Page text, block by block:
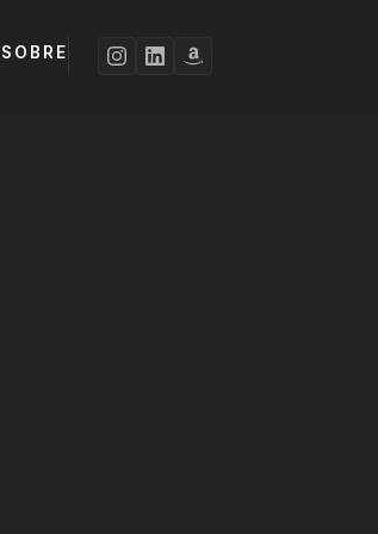
SOBRE